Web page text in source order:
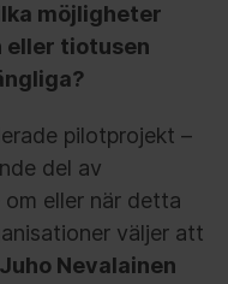
möjligheter
eller tiotusen
pilotprojekt –
del av
eller när detta
väljer att
Juho Nevalainen